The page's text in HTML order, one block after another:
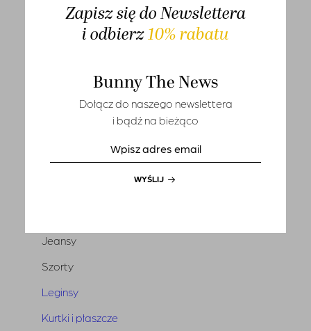
Zapisz się do Newslettera
i odbierz10% rabatu
Bunny The News
Dołącz do naszego newslettera
i bądź na bieżąco
WYŚLIJ
Koszule
Marynarki i kamizelki
Tuniki i narzutki
Kombinezony
Jeansy
Szorty
Leginsy
Kurtki i płaszcze